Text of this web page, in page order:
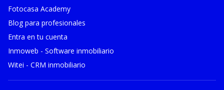
Fotocasa Academy
Blog para profesionales
Entra en tu cuenta
Inmoweb - Software inmobiliario
Witei - CRM inmobiliario